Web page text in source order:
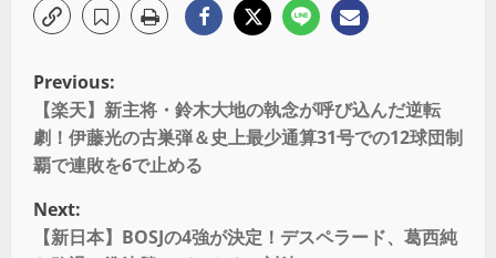
Previous:
【楽天】新主将・鈴木大地の執念が呼び込んだ逆転
劇！伊藤光の古巣弾＆史上最少通算31号での12球団制
覇で連敗を6で止める
Next:
【新日本】BOSJの4強が決定！デスペラード、葛西純